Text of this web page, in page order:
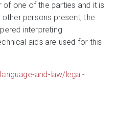
of one of the parties and it is
persons present, the
interpreting
aids are used for this
and-law/legal-